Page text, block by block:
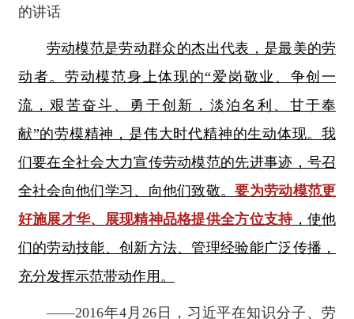
的讲话
劳动模范是劳动群众的杰出代表，是最美的劳
动者。劳动模范身上体现的“爱岗敬业、争创一
流，艰苦奋斗、勇于创新，淡泊名利、甘于奉
献”的劳模精神，是伟大时代精神的生动体现。我
们要在全社会大力宣传劳动模范的先进事迹，号召
全社会向他们学习、向他们致敬。要为劳动模范更
好施展才华、展现精神品格提供全方位支持，使他
们的劳动技能、创新方法、管理经验能广泛传播，
充分发挥示范带动作用。
——2016年4月26日，习近平在知识分子、劳